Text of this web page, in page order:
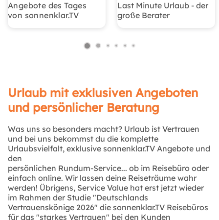
Angebote des Tages
von sonnenklar.TV
Last Minute Urlaub - der
große Berater
Urlaub mit exklusiven Angeboten
und persönlicher Beratung
Was uns so besonders macht? Urlaub ist Vertrauen
und bei uns bekommst du die komplette
Urlaubsvielfalt, exklusive sonnenklar.TV Angebote und
den
persönlichen Rundum-Service... ob im Reisebüro oder
einfach online. Wir lassen deine Reiseträume wahr
werden! Übrigens, Service Value hat erst jetzt wieder
im Rahmen der Studie "Deutschlands
Vertrauenskönige 2026" die sonnenklar.TV Reisebüros
für das "starkes Vertrauen" bei den Kunden